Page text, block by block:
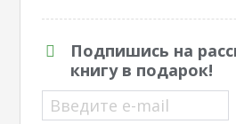
Подпишись на
книгу в подарок!
Введите e-mail